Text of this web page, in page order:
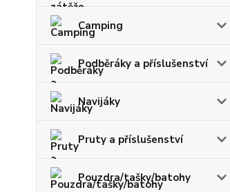
Camping
Podběráky a příslušenství
Navijáky
Pruty a příslušenství
Pouzdra/tašky/batohy